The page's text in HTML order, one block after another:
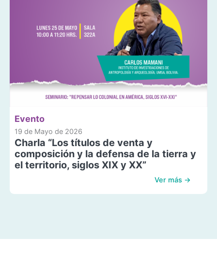
Evento
19 de Mayo de 2026
Charla “Los títulos de venta y
composición y la defensa de la tierra y
el territorio, siglos XIX y XX”
Ver más →